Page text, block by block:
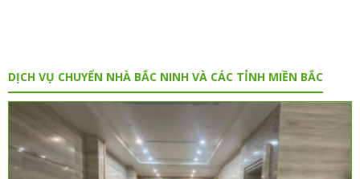
DỊCH VỤ CHUYỂN NHÀ BẮC NINH VÀ CÁC TỈNH MIỀN BẮC